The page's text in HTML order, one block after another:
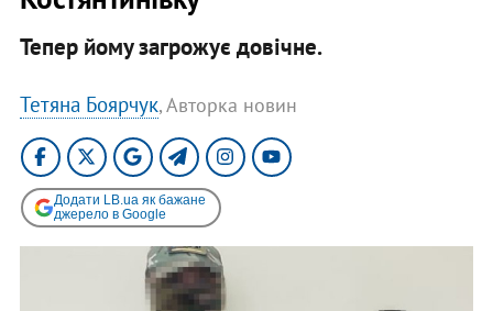
Тепер йому загрожує довічне.
Тетяна Боярчук, Авторка новин
Додати LB.ua як бажане
джерело в Google